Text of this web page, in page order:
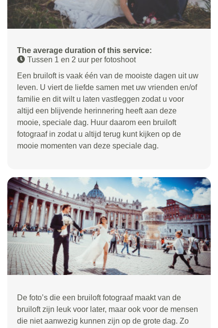
The average duration of this service:
Tussen 1 en 2 uur per fotoshoot
Een bruiloft is vaak één van de mooiste dagen uit uw
leven. U viert de liefde samen met uw vrienden en/of
familie en dit wilt u laten vastleggen zodat u voor
altijd een blijvende herinnering heeft aan deze
mooie, speciale dag. Huur daarom een bruiloft
fotograaf in zodat u altijd terug kunt kijken op de
mooie momenten van deze speciale dag.
De foto’s die een bruiloft fotograaf maakt van de
bruiloft zijn leuk voor later, maar ook voor de mensen
die niet aanwezig kunnen zijn op de grote dag. Zo